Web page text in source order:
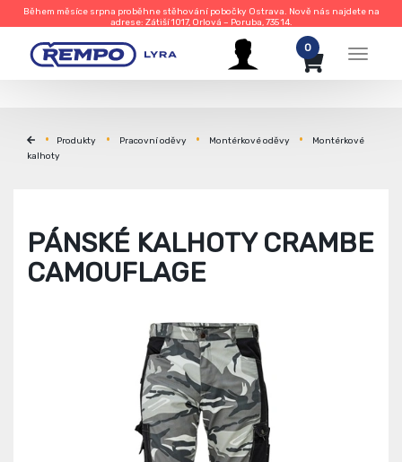
Během měsíce srpna proběhne stěhování pobočky Ostrava. Nově nás najdete na
adrese: Zátiší 1017, Orlová – Poruba, 735 14.
Menu
0
Produkty Pracovní oděvy Montérkové oděvy
Montérkové
kalhoty
PÁNSKÉ KALHOTY CRAMBE
CAMOUFLAGE